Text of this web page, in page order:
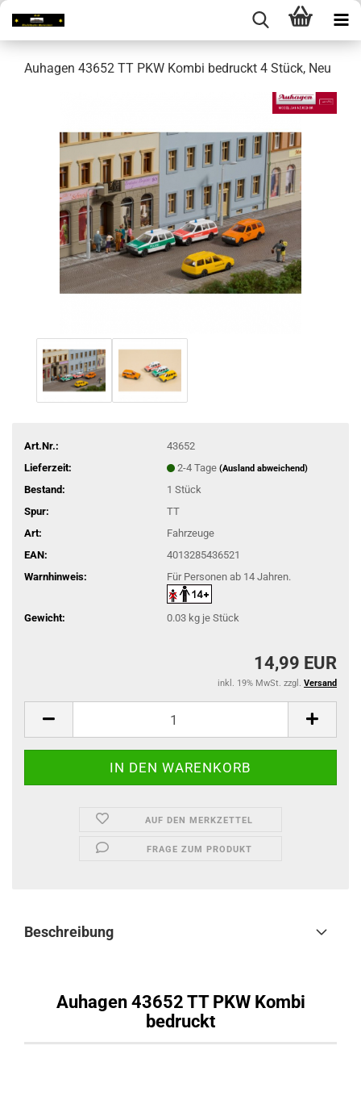
Auhagen 43652 TT PKW Kombi bedruckt 4 Stück, Neu
Art.Nr.:
43652
Lieferzeit:
2-4 Tage (Ausland abweichend)
Bestand: 1 Stück
Spur:
TT
Art:
Fahrzeuge
EAN:
4013285436521
Warnhinweis:
Für Personen ab 14 Jahren.
Gewicht: 0.03kg je Stück
14,99 EUR
inkl. 19% MwSt. zzgl. Versand
AUF DEN MERKZETTEL
FRAGE ZUM PRODUKT
Beschreibung
Auhagen 43652 TT PKW Kombi
bedruckt